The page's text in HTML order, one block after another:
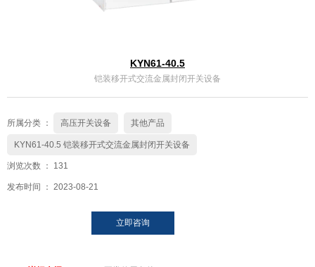
KYN61-40.5 铠装移开式交流金属封闭开关设备
详细介绍 正常使用条件
KYN61-40.5
铠装移开式交流金属封闭开关设备
所属分类 ： 高压开关设备 其他产品
KYN61-40.5 铠装移开式交流金属封闭开关设备
浏览次数 ： 131
发布时间 ： 2023-08-21
立即咨询